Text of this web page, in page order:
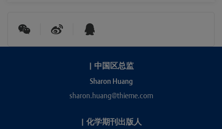
| 中国区总监
Sharon Huang
sharon.huang@thieme.com
| 化学期刊出版人